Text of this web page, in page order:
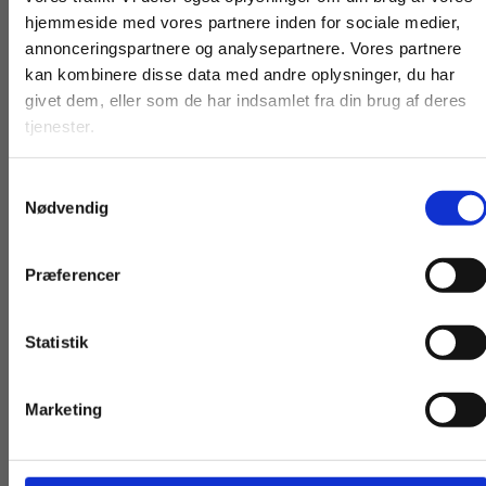
hjemmeside med vores partnere inden for sociale medier,
annonceringspartnere og analysepartnere. Vores partnere
kan kombinere disse data med andre oplysninger, du har
givet dem, eller som de har indsamlet fra din brug af deres
tjenester.
Nødvendig
Præferencer
Statistik
Marketing
Pris på lærerabonnement
1.000 kr. ekskl. moms
Prisen er pr. halve år pr. produkt, og
Abonnementet bliver automatisk fornyet to gange
årligt, indtil skolen opsiger aftalen. Abonnementet
skal opsiges senest en måned før periodens
For privatkunder og
studerende. Du får
vist priser inkl.
For institutioner og
virksomheder. Du
får vist priser ekskl.